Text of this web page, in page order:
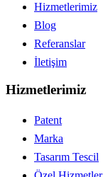
Hizmetlerimiz
Blog
Referanslar
İletişim
Hizmetlerimiz
Patent
Marka
Tasarım Tescil